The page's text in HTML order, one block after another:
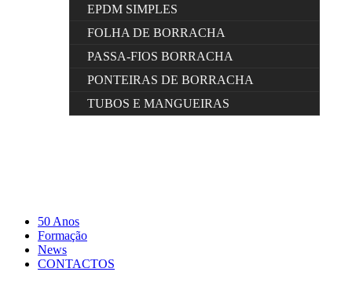
EPDM SIMPLES
FOLHA DE BORRACHA
PASSA-FIOS BORRACHA
PONTEIRAS DE BORRACHA
TUBOS E MANGUEIRAS
50 Anos
Formação
News
CONTACTOS